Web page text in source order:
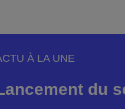
À LA UNE
du